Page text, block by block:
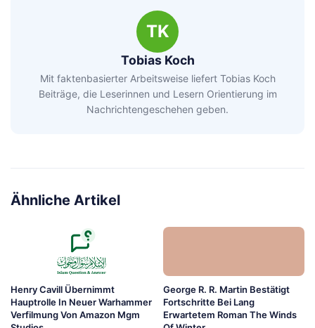
TK
Tobias Koch
Mit faktenbasierter Arbeitsweise liefert Tobias Koch
Beiträge, die Leserinnen und Lesern Orientierung im
Nachrichtengeschehen geben.
Ähnliche Artikel
Henry Cavill Übernimmt
Hauptrolle In Neuer Warhammer
Verfilmung Von Amazon Mgm
George R. R. Martin Bestätigt
Fortschritte Bei Lang
Erwartetem Roman The Winds